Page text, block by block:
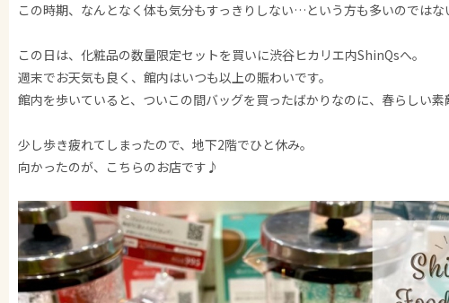
この時期、なんとなく体も気分もすっきりしない…という方も多いのではな
この日は、化粧品の数量限定セットを買いに渋谷ヒカリエ内ShinQsへ。
週末でお天気も良く、館内はいつも以上の賑わいです。
館内を歩いていると、ついこの間バッグを買ったばかりなのに、春らしい
少し歩き疲れてしまったので、地下2階でひと休み。
向かったのが、こちらのお店です♪